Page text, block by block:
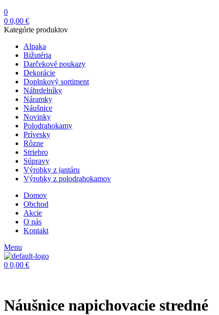
0
0 0,00 €
Kategórie produktov
Alpaka
Bižutéria
Darčekové poukazy
Dekorácie
Doplnkový sortiment
Náhrdelníky
Náramky
Náušnice
Novinky
Polodrahokamy
Prívesky
Rôzne
Striebro
Súpravy
Výrobky z jantáru
Výrobky z polodrahokamov
Domov
Obchod
Akcie
O nás
Kontakt
Menu
0 0,00 €
Náušnice napichovacie stredné